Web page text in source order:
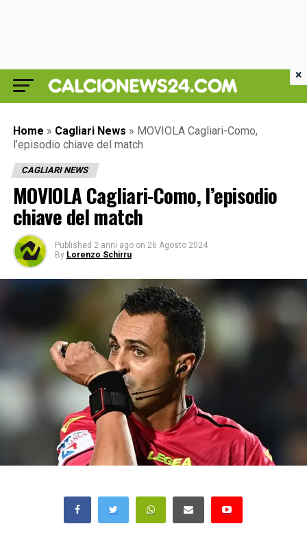
Home » Cagliari News » MOVIOLA Cagliari-Como,
l’episodio chiave del match
CAGLIARI NEWS
MOVIOLA Cagliari-Como, l’episodio
chiave del match
Published 2 anni ago on 26 Agosto 2024
By Lorenzo Schirru
×